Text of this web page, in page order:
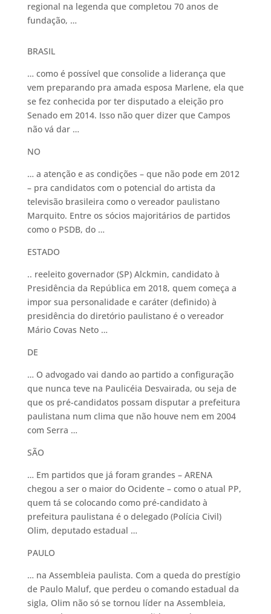
regional na legenda que completou 70 anos de
fundação, …
BRASIL
… como é possível que consolide a liderança que
vem preparando pra amada esposa Marlene, ela que
se fez conhecida por ter disputado a eleição pro
Senado em 2014. Isso não quer dizer que Campos
não vá dar …
NO
… a atenção e as condições – que não pode em 2012
– pra candidatos com o potencial do artista da
televisão brasileira como o vereador paulistano
Marquito. Entre os sócios majoritários de partidos
como o PSDB, do …
ESTADO
.. reeleito governador (SP) Alckmin, candidato à
Presidência da República em 2018, quem começa a
impor sua personalidade e caráter (definido) à
presidência do diretório paulistano é o vereador
Mário Covas Neto …
DE
… O advogado vai dando ao partido a configuração
que nunca teve na Paulicéia Desvairada, ou seja de
que os pré-candidatos possam disputar a prefeitura
paulistana num clima que não houve nem em 2004
com Serra …
SÃO
… Em partidos que já foram grandes – ARENA
chegou a ser o maior do Ocidente – como o atual PP,
quem tá se colocando como pré-candidato à
prefeitura paulistana é o delegado (Polícia Civil)
Olim, deputado estadual …
PAULO
… na Assembleia paulista. Com a queda do prestígio
de Paulo Maluf, que perdeu o comando estadual da
sigla, Olim não só se tornou líder na Assembleia,